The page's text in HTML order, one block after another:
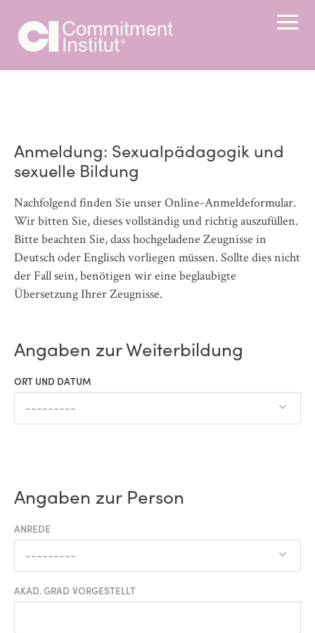
Anmeldung: Sexualpädagogik und
sexuelle Bildung
Nachfolgend finden Sie unser Online-Anmeldeformular.
Wir bitten Sie, dieses vollständig und richtig auszufüllen.
Bitte beachten Sie, dass hochgeladene Zeugnisse in
Deutsch oder Englisch vorliegen müssen. Sollte dies nicht
der Fall sein, benötigen wir eine beglaubigte
Übersetzung Ihrer Zeugnisse.
Angaben zur Weiterbildung
ORT UND DATUM
---------
Angaben zur Person
ANREDE
---------
AKAD. GRAD VORGESTELLT